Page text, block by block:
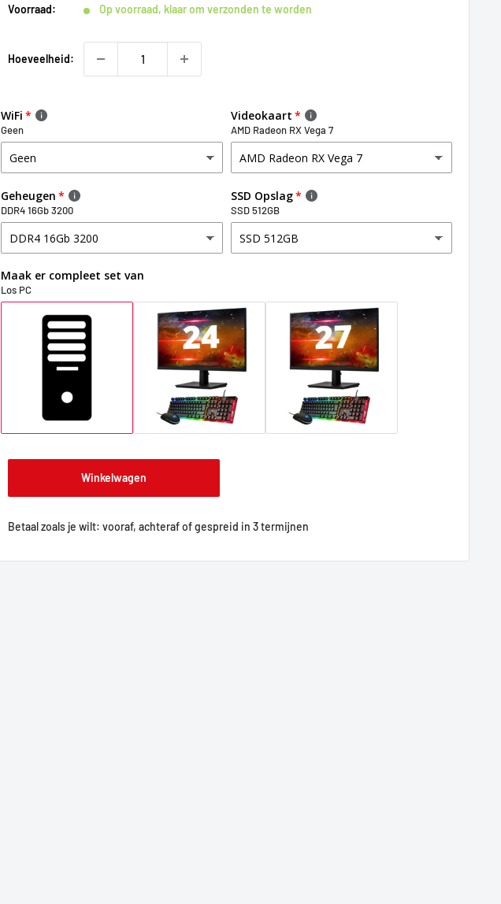
Voorraad: Op voorraad, klaar om verzonden te worden
Hoeveelheid:
WiFi
Geen
Videokaart
AMD Radeon RX Vega 7
Geheugen
DDR4 16Gb 3200
SSD Opslag
SSD 512GB
Maak er compleet set van
Los PC
Winkelwagen
Betaal zoals je wilt: vooraf, achteraf of gespreid in 3 termijnen